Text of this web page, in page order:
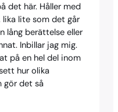
det här. Håller med
lite som det går
lång berättelse eller
Inbillar jag mig.
på en hel del inom
hur olika
gör det så